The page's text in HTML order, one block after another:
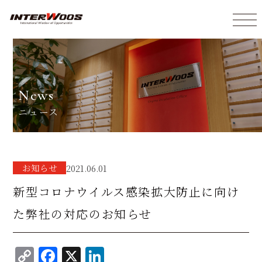
news
ニュース
お知らせ 2021.06.01
新型コロナウイルス感染拡大防止に向け
た弊社の対応のお知らせ
C F X